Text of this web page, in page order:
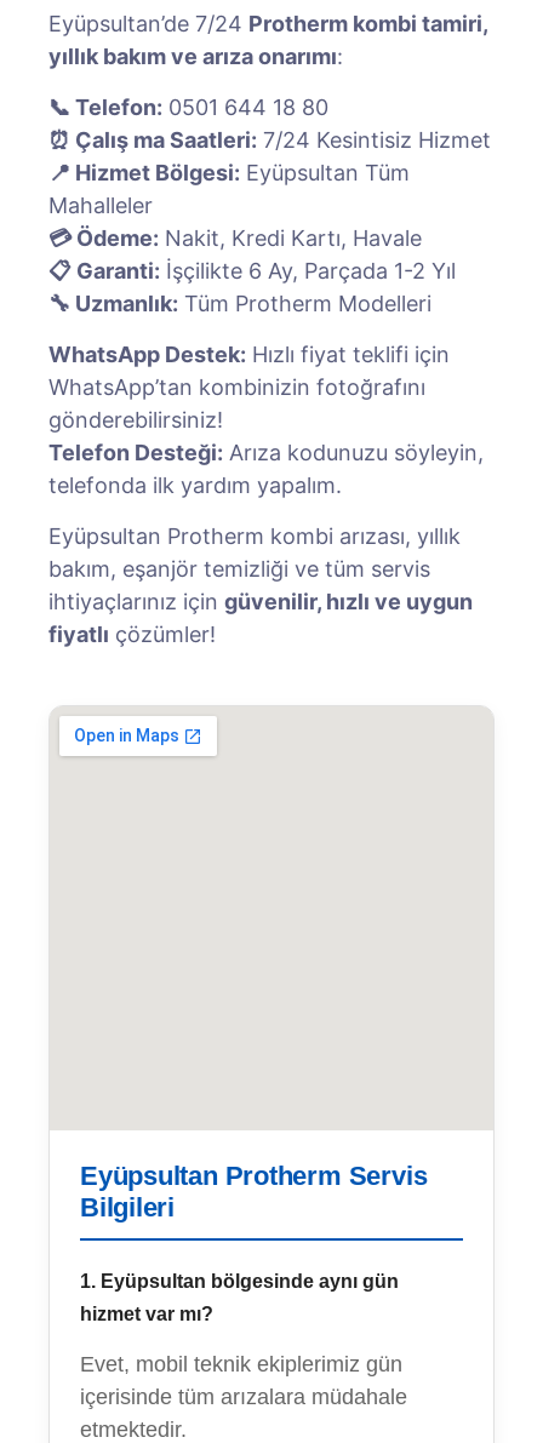
Eyüpsultan’de 7/24 Protherm kombi tamiri,
yıllık bakım ve arıza onarımı:
📞 Telefon: 0501 644 18 80
⏰ Çalış ma Saatleri: 7/24 Kesintisiz Hizmet
📍 Hizmet Bölgesi: Eyüpsultan Tüm
Mahalleler
💳 Ödeme: Nakit, Kredi Kartı, Havale
📋 Garanti: İşçilikte 6 Ay, Parçada 1-2 Yıl
🔧 Uzmanlık: Tüm Protherm Modelleri
WhatsApp Destek: Hızlı fiyat teklifi için
WhatsApp’tan kombinizin fotoğrafını
gönderebilirsiniz!
Telefon Desteği: Arıza kodunuzu söyleyin,
telefonda ilk yardım yapalım.
Eyüpsultan Protherm kombi arızası, yıllık
bakım, eşanjör temizliği ve tüm servis
ihtiyaçlarınız için güvenilir, hızlı ve uygun
fiyatlı çözümler!
Eyüpsultan Protherm Servis
Bilgileri
1. Eyüpsultan bölgesinde aynı gün
hizmet var mı?
Evet, mobil teknik ekiplerimiz gün
içerisinde tüm arızalara müdahale
etmektedir.